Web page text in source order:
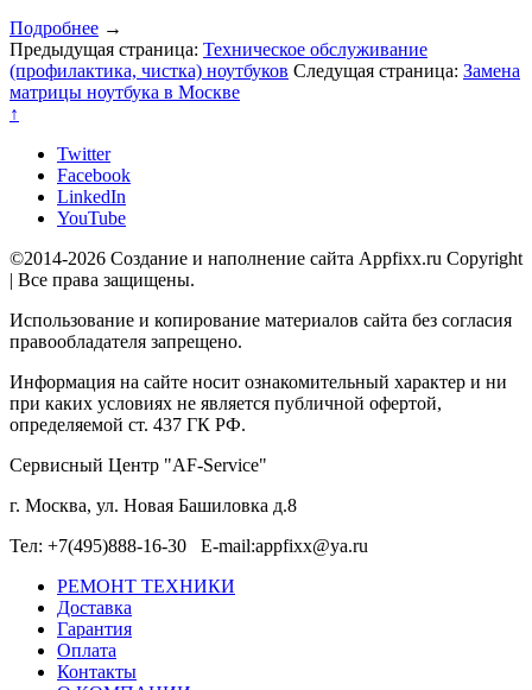
Подробнее →
Предыдущая страница: Техническое обслуживание
(профилактика, чистка) ноутбуков Следущая страница: Замена
матрицы ноутбука в Москве
↑
Twitter
Facebook
LinkedIn
YouTube
©2014-2026 Создание и наполнение сайта Appfixx.ru Copyright
| Все права защищены.
Использование и копирование материалов сайта без согласия
правообладателя запрещено.
Информация на сайте носит ознакомительный характер и ни
при каких условиях не является публичной офертой,
определяемой ст. 437 ГК РФ.
Сервисный Центр "AF-Service"
г. Москва, ул. Новая Башиловка д.8
Тел: +7(495)888-16-30 E-mail:appfixx@ya.ru
РЕМОНТ ТЕХНИКИ
Доставка
Гарантия
Оплата
Контакты